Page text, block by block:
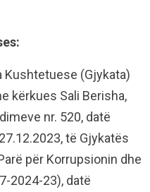
Kushtetuese (Gjykata)
kërkues Sali Berisha,
nr. 520, datë
të Gjykatës
për Korrupsionin dhe
2024-23), datë